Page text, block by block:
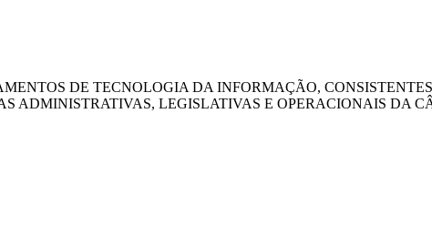
DE TECNOLOGIA DA INFORMAÇÃO,
ADMINISTRATIVAS, LEGISLATIVAS E OPERACIONAIS DA